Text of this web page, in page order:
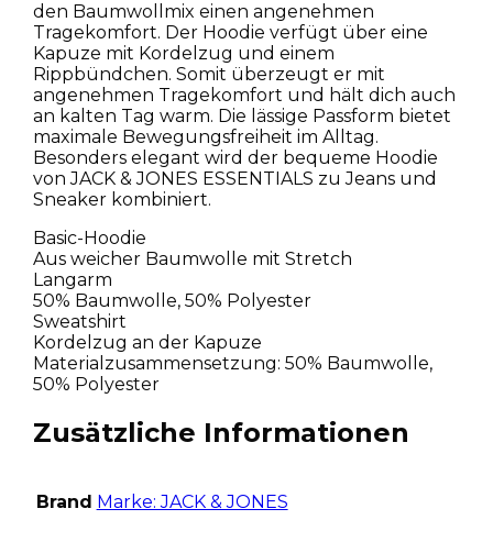
den Baumwollmix einen angenehmen
Tragekomfort. Der Hoodie verfügt über eine
Kapuze mit Kordelzug und einem
Rippbündchen. Somit überzeugt er mit
angenehmen Tragekomfort und hält dich auch
an kalten Tag warm. Die lässige Passform bietet
maximale Bewegungsfreiheit im Alltag.
Besonders elegant wird der bequeme Hoodie
von JACK & JONES ESSENTIALS zu Jeans und
Sneaker kombiniert.
Basic-Hoodie
Aus weicher Baumwolle mit Stretch
Langarm
50% Baumwolle, 50% Polyester
Sweatshirt
Kordelzug an der Kapuze
Materialzusammensetzung: 50% Baumwolle,
50% Polyester
Zusätzliche Informationen
Brand Marke: JACK & JONES